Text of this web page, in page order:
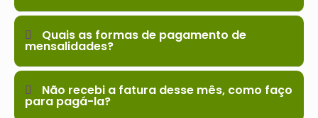
Quais as formas de pagamento de
mensalidades?
Não recebi a fatura desse mês, como faço
para pagá-la?